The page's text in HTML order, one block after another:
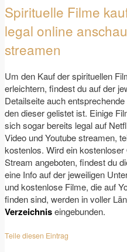
Spirituelle Filme
legal online
streamen
Um den Kauf der spirituellen
erleichtern, findest du auf der
Detailseite auch
den dieser gelistet ist. Einige
sich sogar bereits legal auf
Video und Youtube streamen,
kostenlos. Wird ein kostenloser
Stream angeboten, findest du
eine Info auf der jeweiligen
und kostenlose Filme, die auf
finden sind, werden in voller
Verzeichniseingebunden.
Teile diesen Eintrag